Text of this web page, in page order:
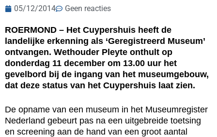
05/12/2014 Geen reacties
ROERMOND – Het Cuypershuis heeft de
landelijke erkenning als ‘Geregistreerd Museum’
ontvangen. Wethouder Pleyte onthult op
donderdag 11 december om 13.00 uur het
gevelbord bij de ingang van het museumgebouw,
dat deze status van het Cuypershuis laat zien.
De opname van een museum in het Museumregister
Nederland gebeurt pas na een uitgebreide toetsing
en screening aan de hand van een groot aantal